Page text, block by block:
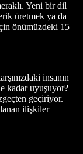
Yeni bir dil
üretmek ya da
önümüzdeki 15
insanın
kadar uyuşuyor?
geçiriyor.
ilişkiler